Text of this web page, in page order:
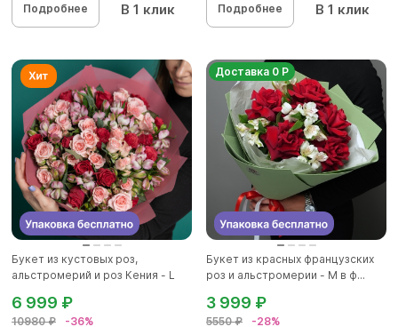
Подробнее В 1 клик Подробнее В 1 клик
Букет из кустовых роз,
альстромерий и роз Кения - L
10980 ₽ -36%
6 999 ₽
Доставка 0 Р
Букет из красных французских
роз и альстромерии - М в ф...
5550 ₽ -28%
3 999 ₽